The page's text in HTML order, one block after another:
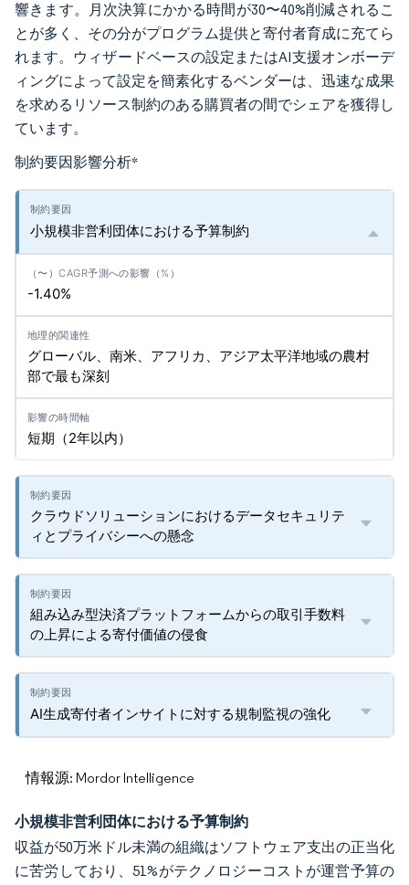
響きます。月次決算にかかる時間が30〜40%削減されるこ
とが多く、その分がプログラム提供と寄付者育成に充てら
れます。ウィザードベースの設定またはAI支援オンボーデ
ィングによって設定を簡素化するベンダーは、迅速な成果
を求めるリソース制約のある購買者の間でシェアを獲得し
ています。
制約要因影響分析*
小規模非営利団体における予算制約
-1.40%
グローバル、南米、アフリカ、アジア太平洋地域の農村
部で最も深刻
短期（2年以内）
クラウドソリューションにおけるデータセキュリテ
ィとプライバシーへの懸念
組み込み型決済プラットフォームからの取引手数料
の上昇による寄付価値の侵食
AI生成寄付者インサイトに対する規制監視の強化
情報源: Mordor Intelligence
小規模非営利団体における予算制約
収益が50万米ドル未満の組織はソフトウェア支出の正当化
に苦労しており、51%がテクノロジーコストが運営予算の